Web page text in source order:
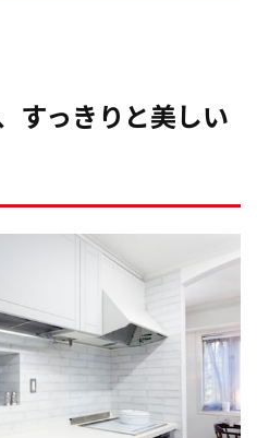
すっきりと美しい